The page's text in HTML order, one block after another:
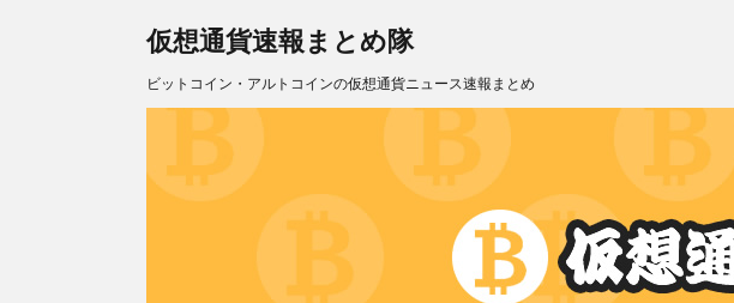
仮想通貨速報まとめ隊
ビットコイン・アルトコインの仮想通貨ニュース速報まとめ